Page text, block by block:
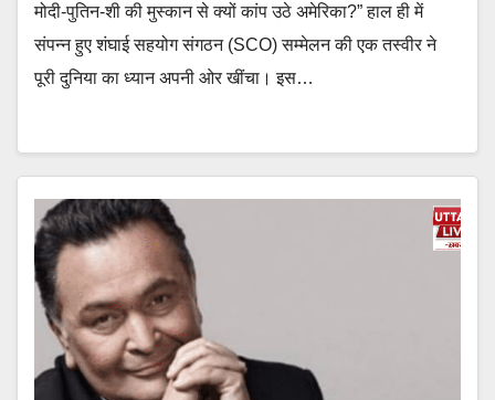
मोदी-पुतिन-शी की मुस्कान से क्यों कांप उठे अमेरिका?” हाल ही में
संपन्न हुए शंघाई सहयोग संगठन (SCO) सम्मेलन की एक तस्वीर ने
पूरी दुनिया का ध्यान अपनी ओर खींचा। इस…